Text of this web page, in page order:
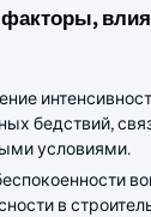
бедствий,
условиями.
в